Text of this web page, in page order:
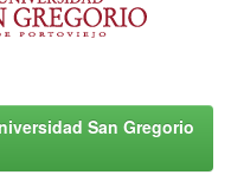
San Gregorio